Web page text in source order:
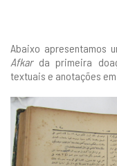
Abaixo apresentamos
Afkarda primeira
textuais e anotações em